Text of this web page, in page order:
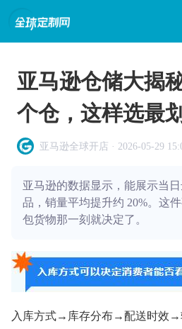
亚马逊仓储大揭
个仓，这样选最
亚马逊全球开店 · 2026-05-29
亚马逊的数据显示，能展示当
品，销量平均提升约 20%。这
包货物那一刻就决定了。
入库方式→库存分布→配送时效